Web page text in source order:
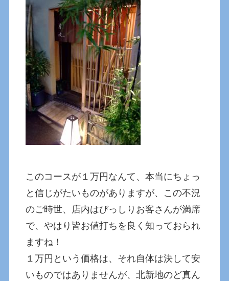
このコースが１万円なんて、本当にちょっ
と信じがたいものがありますが、この不況
のご時世、店内はびっしりお客さんが満席
で、やはり皆お値打ちを良く知っておられ
ますね！
１万円という価格は、それ自体は決して安
いものではありませんが、北新地のど真ん